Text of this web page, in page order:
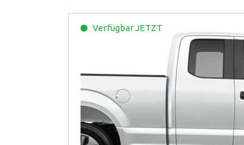
VerfügbarJETZT